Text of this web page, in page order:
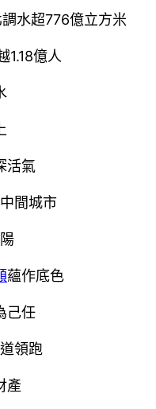
水超776億立方米
1.18億人
活氣
間城市
蘊作底色
己任
領跑
產